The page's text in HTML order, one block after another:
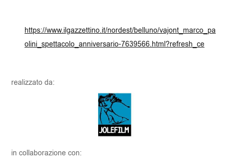
https://www.ilgazzettino.it/nordest/belluno/vajont_marco_pa
olini_spettacolo_anniversario-7639566.html?refresh_ce
realizzato da:
in collaborazione con: